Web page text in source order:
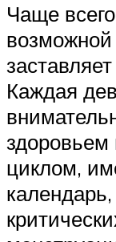
Чаще
Каждая
циклом,